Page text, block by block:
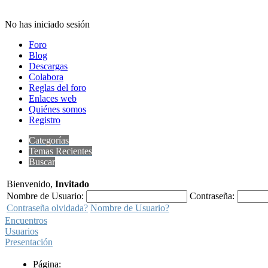
No has iniciado sesión
Foro
Blog
Descargas
Colabora
Reglas del foro
Enlaces web
Quiénes somos
Registro
Categorías
Temas Recientes
Buscar
Bienvenido, Invitado
Nombre de Usuario:
Contraseña:
Contraseña olvidada? Nombre de Usuario?
Encuentros
Usuarios
Presentación
Página: